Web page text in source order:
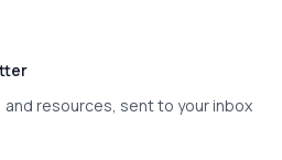
resources, sent to your inbox